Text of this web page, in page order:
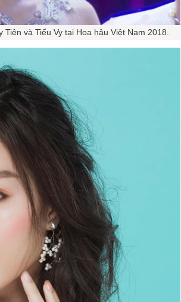
và Tiểu Vy tại Hoa hậu Việt Nam 2018.